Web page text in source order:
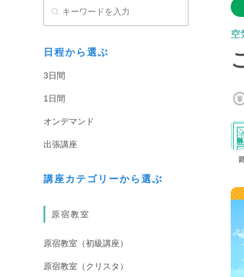
日程から選ぶ
3日間
1日間
オンデマンド
出張講座
講座カテゴリーから選ぶ
原宿教室
原宿教室（初級講座）
原宿教室（クリスタ）
空